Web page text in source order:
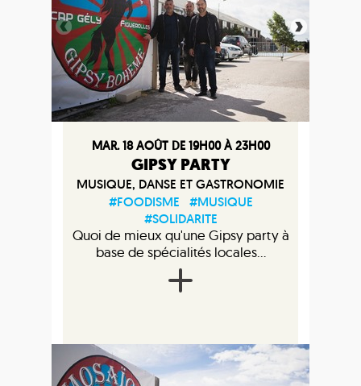
MAR. 18 AOÛT DE 19H00 À 23H00
GIPSY PARTY
MUSIQUE, DANSE ET GASTRONOMIE
#FOODISME
#MUSIQUE
#SOLIDARITE
Quoi de mieux qu'une Gipsy party à
base de spécialités locales...